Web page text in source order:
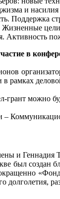
и
Поддержка
Жизненные
Активность
в
в рамках
грант можно
–
и Геннадия
был создан
«Фонд
долголетия,